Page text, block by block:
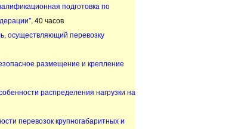
подготовка по
, 40 часов
осуществляющий перевозку
размещение и крепление
распределения нагрузки на
перевозок крупногабаритных и